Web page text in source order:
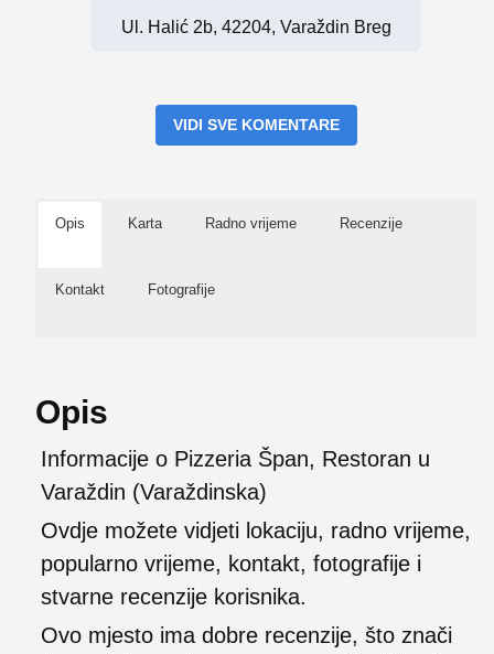
Ul. Halić 2b, 42204, Varaždin Breg
VIDI SVE KOMENTARE
Opis Karta Radno vrijeme Recenzije
Kontakt Fotografije
Opis
Informacije o Pizzeria Špan, Restoran u
Varaždin (Varaždinska)
Ovdje možete vidjeti lokaciju, radno vrijeme,
popularno vrijeme, kontakt, fotografije i
stvarne recenzije korisnika.
Ovo mjesto ima dobre recenzije, što znači